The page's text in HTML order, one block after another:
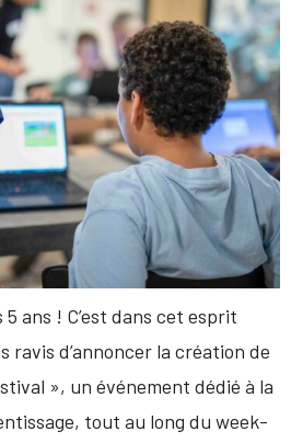
ans ! C’est dans cet esprit
ravis d’annoncer la création de
», un événement dédié à la
tout au long du week-